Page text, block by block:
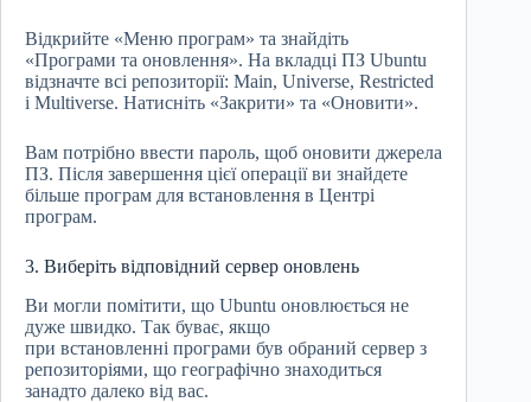
Відкрийте «Меню програм» та знайдіть
«Програми та оновлення». На вкладці ПЗ Ubuntu
відзначте всі репозиторії: Main, Universe, Restricted
і Multiverse. Натисніть «Закрити» та «Оновити».
Вам потрібно ввести пароль, щоб оновити джерела
ПЗ. Після завершення цієї операції ви знайдете
більше програм для встановлення в Центрі
програм.
3. Виберіть відповідний сервер оновлень
Ви могли помітити, що Ubuntu оновлюється не
дуже швидко. Так буває, якщо
при встановленні програми був обраний сервер з
репозиторіями, що географічно знаходиться
занадто далеко від вас.